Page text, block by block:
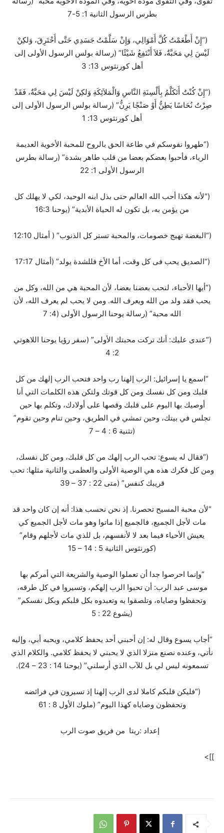
بطرس الرسول الثانية 1: 5-7
(“إِنْ أَطْعَمْتُ كُلَّ أَمْوَالِي، وَإِنْ سَلَّمْتُ جَسَدِي حَتَّى أَحْتَرِقَ، وَلكِنْ
لَيْسَ لِي مَحَبَّةٌ، فَلاَ أَنْتَفِعُ شَيْئًا” (رسالة بولس الرسول الأولى إلى
أهل كورنثوس 13: 3
(“إِنْ كُنْتُ أَتَكَلَّمُ بِأَلْسِنَةِ النَّاسِ وَالْمَلاَئِكَةِ وَلكِنْ لَيْسَ لِي مَحَبَّةٌ، فَقَدْ
صِرْتُ نُحَاسًا يَطِنُّ أَوْ صَنْجًا يَرِنُّ” (رسالة بولس الرسول الأولى إلى
أهل كورنثوس 13: 1
(“طهروا نفوسكم في طاعة الحق بالروح للمحبة الأخوية العديمة
الرياء، فأحبوا بعضكم بعضا من قلب طاهر بشدة” (رسالة بطرس
الرسول الأولى 1: 22
(“لأنه هكذا أحب الله العالم حتى بذل ابنه الوحيد، لكي لا يهلك كل
من يؤمن به، بل تكون له الحياة الأبدية” (يوحنا 16:3
(“البغضة تهيج خصومات، والمحبة تستر كل الذنوب” ( أمثال 12:10
(“الصديق يحب فى كل وقت، أما الأخ فللشدة يولد” (أمثال 17:17
(“أيها الأحباء، لنحب بعضنا بعضا، لأن المحبة هي من الله، وكل من
يحب فقد ولد من الله ويعرف الله. ومن لا يحب لم يعرف الله، لأن
الله محبة” (رسالة يوحنا الرسول الأولى (4: 7
(“عندى عليك: أنك تركت محبتك الأولى” (سفر رؤيا يوحنا اللاهوتي
2: 4
“اسمع يا إسرائيل: الرب إلهنا رب واحد فتحب الرب إلهك من كل
قلبك ومن كل نفسك ومن كل قوتك ولتكن هذه الكلمات التي أنا
أوصيك بها اليوم على قلبك وقصها على أولادك، وتكلم بها حين
تجلس في بيتك، وحين تمشي في الطريق، وحين تنام وحين تقوم”
(تثنية 6 : 4 – 7
(“فقال له يسوع: تحب الرب إلهك من كل قلبك، ومن كل نفسك،
ومن كل فكرك هذه هي الوصية الأولى والعظمى والثانية مثلها: تحب
قريبك كنفس” (متى 22 : 37 – 39
“لأن محبة المسيح تحصرنا. إذ نحن نحسب هذا: أنه إن كان واحد قد
مات لأجل الجميع، فالجميع إذا ماتوا وهو مات لأجل الجميع كي
يعيش الأحياء فيما بعد لا لأنفسهم، بل للذي مات لأجلهم وقام”
(كورنثوس الثانية 5 : 14 – 15
“وإنما احرصوا جدا أن تعملوا الوصية والشريعة التي أمركم بها
موسى عبد الرب: أن تحبوا الرب إلهكم، وتسيروا في كل طرقه،
وتحفظوا وصاياه، وتلصقوا به وتعبدوه بكل قلبكم وبكل نفسكم”
(يشوع 22 : 5
“أجاب يسوع وقال له: إن أحبني أحد يحفظ كلامي، ويحبه أبي، وإليه
نأتي، وعنده نصنع منزلا الذي لا يحبني لا يحفظ كلامي. والكلام الذي
تسمعونه ليس لي بل للآب الذي أرسلني” (يوحنا 14 : 23 – 24).
(“فليكن قلبكم كاملا لدى الرب إلهنا إذ تسيرون في فرائضه
وتحفظون وصاياه كهذا اليوم” (ملوك الأول 8 : 61
إعداد :ريتا من فريق صوت الرب
]]>